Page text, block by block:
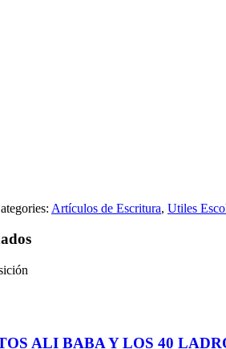
Artículos de Escritura, Utiles
ALI BABA Y LOS 40